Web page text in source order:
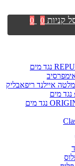
איילנד ריפאבליק
קניות 0
0